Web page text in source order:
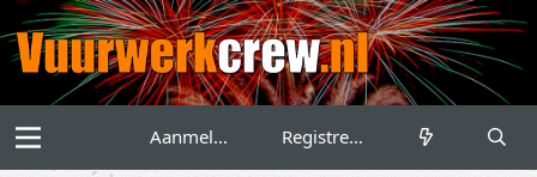
Aanmelden Registreren